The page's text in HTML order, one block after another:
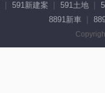
591新建案 591土地
8891新車